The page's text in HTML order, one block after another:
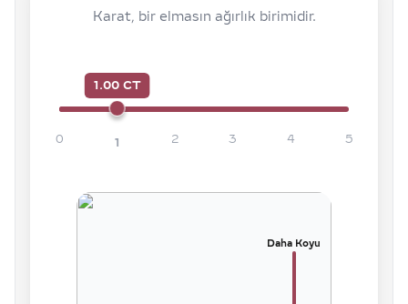
Karat, bir elmasın ağırlık birimidir.
1.00 CT
0 1 2 3 4 5
Daha Koyu